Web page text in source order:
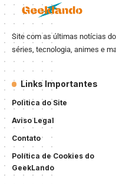
Site com as últimas notícias
séries, tecnologia, animes e
Links Importantes
Politica do Site
Aviso Legal
Contato
Política de Cookies do
GeekLando